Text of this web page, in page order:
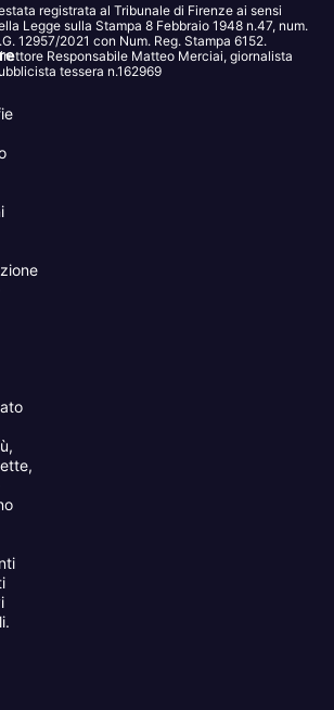
registrata al Tribunale di Firenze ai sensi
Legge sulla Stampa 8 Febbraio 1948 n.47, num.
12957/2021 con Num. Reg. Stampa 6152.
Responsabile Matteo Merciai, giornalista
tessera n.162969